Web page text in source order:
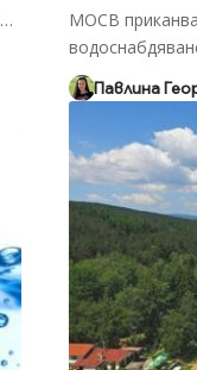
…
МОСВ
Павлина